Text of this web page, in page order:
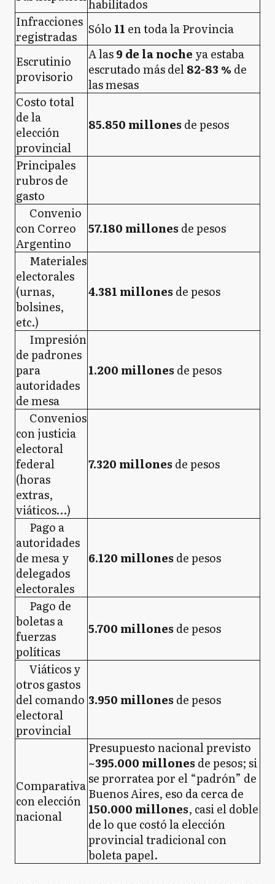
habilitados
Infracciones
registradas
Sólo 11 en toda la Provincia
Escrutinio
provisorio
A las9 de la noche ya estaba
escrutado más del82-83 %de
las mesas
Costo total
de la
elección
provincial
85.850 millones de pesos
Principales
rubros de
gasto
Convenio
con Correo
Argentino
57.180 millones de pesos
Materiales
electorales
(urnas,
bolsines,
etc.)
4.381 millones de pesos
Impresión
de padrones
para
autoridades
de mesa
1.200 millones de pesos
Convenios
con justicia
electoral
federal
(horas
extras,
viáticos…)
7.320 millones de pesos
Pago a
autoridades
de mesa y
delegados
electorales
6.120 millones de pesos
Pago de
boletas a
fuerzas
políticas
5.700 millones de pesos
Viáticos y
otros gastos
del comando
electoral
provincial
3.950 millones de pesos
Comparativa
con elección
nacional
Presupuesto nacional previsto
~395.000 millones de pesos; si
se prorratea por el “padrón” de
Buenos Aires, eso da cerca de
150.000 millones, casi el doble
de lo que costó la elección
provincial tradicional con
boleta papel.